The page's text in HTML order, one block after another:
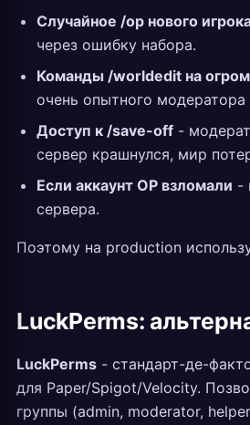
Случайное /op нового
через ошибку набора.
Команды /worldedit на
очень опытного модератора
Доступ к /save-off -
сервер крашнулся, мир
Если аккаунт OP взломали -
сервера.
Поэтому на production
LuckPerms:
LuckPerms - стандарт-де-
для Paper/Spigot/Velocity.
группы (admin, moderator,